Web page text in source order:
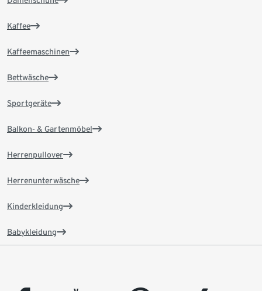
Kaffee
Kaffeemaschinen
Bettwäsche
Sportgeräte
Balkon- & Gartenmöbel
Herrenpullover
Herrenunterwäsche
Kinderkleidung
Babykleidung